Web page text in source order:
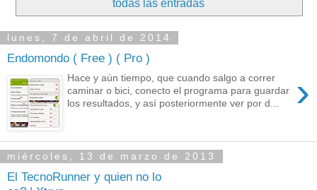
todas las entradas
lunes, 7 de abril de 2014
Endomondo ( Free ) ( Pro )
›
Hace y aún tiempo, que cuando salgo a correr
caminar o bici, conecto el programa para guardar
los resultados, y así posteriormente ver por d...
miércoles, 13 de marzo de 2013
El TecnoRunner y quien no lo